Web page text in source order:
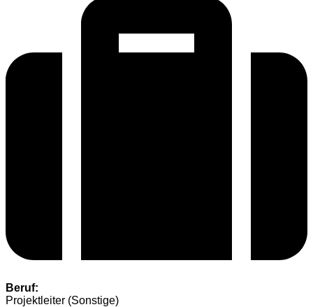
Beruf:
Projektleiter (Sonstige)